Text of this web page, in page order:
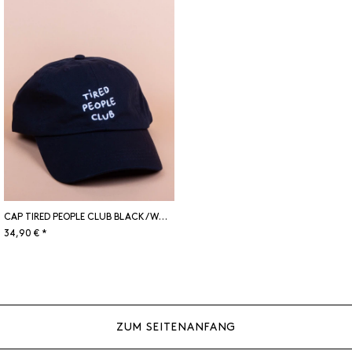
CAP TIRED PEOPLE CLUB BLACK/WHITE
34,90 € *
ZUM SEITENANFANG